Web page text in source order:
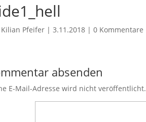
Kilian Pfeifer |3.11.2018 |0 Kommentare
absenden
E-Mail-Adresse wird nicht veröffentlicht.